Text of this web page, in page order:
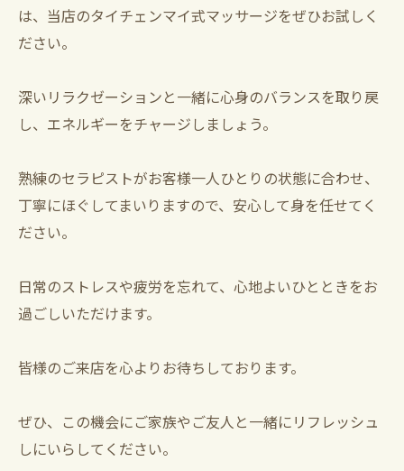
は、当店のタイチェンマイ式マッサージをぜひお試しく
ださい。
深いリラクゼーションと一緒に心身のバランスを取り戻
し、エネルギーをチャージしましょう。
熟練のセラピストがお客様一人ひとりの状態に合わせ、
丁寧にほぐしてまいりますので、安心して身を任せてく
ださい。
日常のストレスや疲労を忘れて、心地よいひとときをお
過ごしいただけます。
皆様のご来店を心よりお待ちしております。
ぜひ、この機会にご家族やご友人と一緒にリフレッシュ
しにいらしてください。